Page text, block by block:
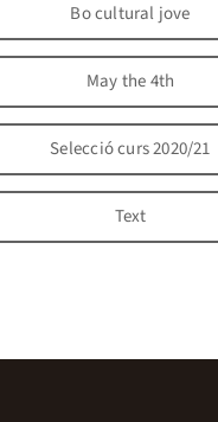
Bo cultural jove
May the 4th
Selecció curs 2020/21
Text